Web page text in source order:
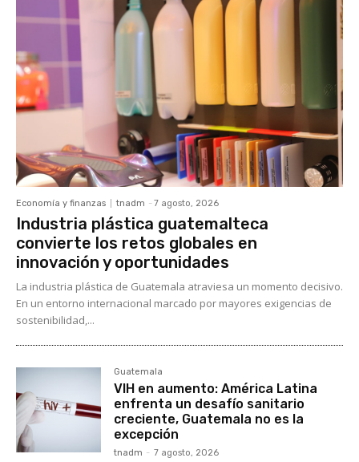
Economía y finanzas tnadm - 7 agosto, 2026
Industria plástica guatemalteca
convierte los retos globales en
innovación y oportunidades
La industria plástica de Guatemala atraviesa un momento decisivo.
En un entorno internacional marcado por mayores exigencias de
sostenibilidad,...
Guatemala
VIH en aumento: América Latina
enfrenta un desafío sanitario
creciente, Guatemala no es la
excepción
tnadm - 7 agosto, 2026